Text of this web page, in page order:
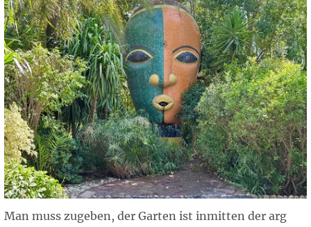
Man muss zugeben, der Garten ist inmitten der arg